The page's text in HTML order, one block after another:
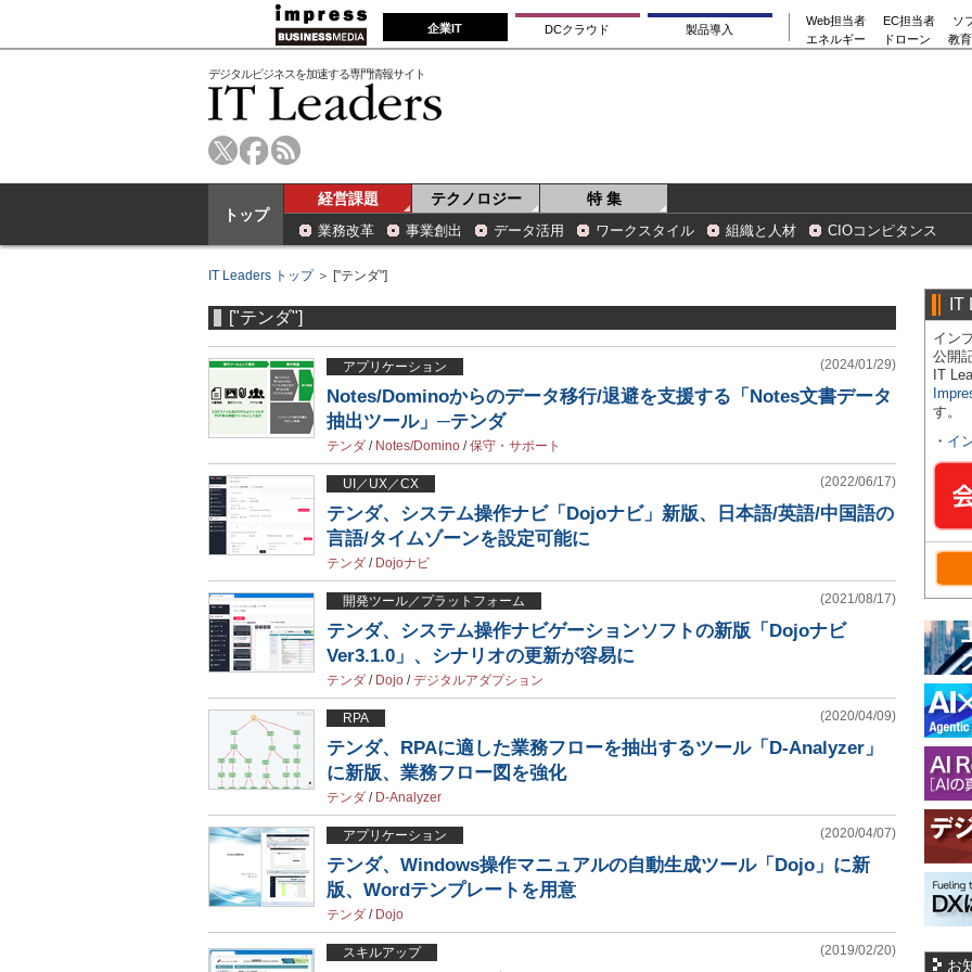
企業IT DCクラウド 製品導入
Web担当者 EC担当者
ソ
エネルギー
ドローン 教
デジタルビジネスを加速する専門情報サイト
トップ
経営課題 テクノロジー 特 集
業務改革 事業創出 データ活用 ワークスタイル 組織と人材 CIOコンピタンス
IT Leaders トップ＞ ["テンダ"]
["テンダ"]
アプリケーション (2024/01/29)
Notes/Dominoからのデータ移行/退避を支援する「Notes文書データ
抽出ツール」─テンダ
テンダ / Notes/Domino /保守・サポート
UI／UX／CX (2022/06/17)
テンダ、システム操作ナビ「Dojoナビ」新版、日本語/英語/中国語の
言語/タイムゾーンを設定可能に
テンダ / Dojoナビ
開発ツール／プラットフォーム (2021/08/17)
テンダ、システム操作ナビゲーションソフトの新版「Dojoナビ
Ver3.1.0」、シナリオの更新が容易に
テンダ / Dojo /デジタルアダプション
RPA (2020/04/09)
テンダ、RPAに適した業務フローを抽出するツール「D-Analyzer」
に新版、業務フロー図を強化
テンダ / D-Analyzer
アプリケーション (2020/04/07)
テンダ、Windows操作マニュアルの自動生成ツール「Dojo」に新
版、Wordテンプレートを用意
テンダ / Dojo
スキルアップ (2019/02/20)
IT
イン
公開
IT
す。
・ イ
お